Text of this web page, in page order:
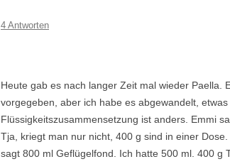
4 Antworten
Heute gab es nach langer Zeit mal wieder Paella.
vorgegeben, aber ich habe es abgewandelt,
Flüssigkeitszusammensetzung ist anders. Emmi
Tja, kriegt man nur nicht, 400 g sind in einer
sagt 800 ml Geflügelfond. Ich hatte 500 ml. 400 g